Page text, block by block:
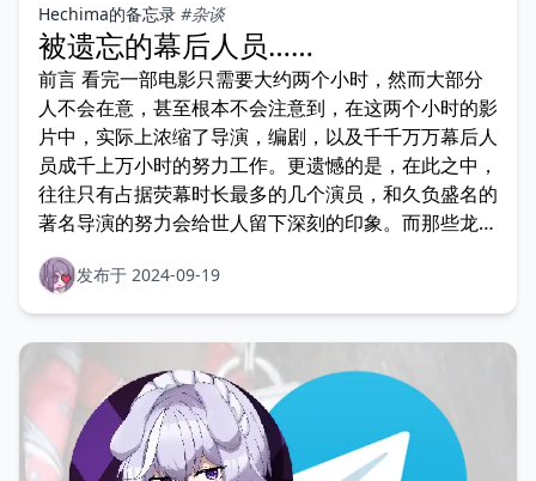
Hechima的备忘录 #杂谈
被遗忘的幕后人员……
前言 看完一部电影只需要大约两个小时，然而大部分
人不会在意，甚至根本不会注意到，在这两个小时的影
片中，实际上浓缩了导演，编剧，以及千千万万幕后人
员成千上万小时的努力工作。更遗憾的是，在此之中，
往往只有占据荧幕时长最多的几个演员，和久负盛名的
著名导演的努力会给世人留下深刻的印象。而那些龙套
演员，摄影，
发布于 2024-09-19